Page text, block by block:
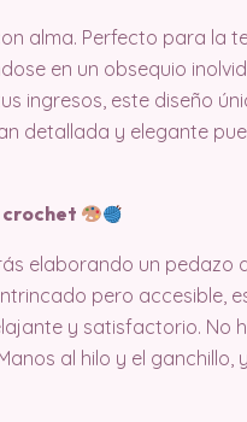
alma. Perfecto para la
en un obsequio
ingresos, este diseño
detallada y elegante
crochet
elaborando un pedazo
pero accesible,
y satisfactorio. No
al hilo y el ganchillo,